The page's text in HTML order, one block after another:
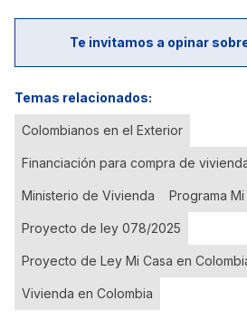
Te invitamos a opinar
Temas relacionados:
Colombianos en el Exterior
Financiación para compra de
Ministerio de Vivienda Programa Mi
Proyecto de ley 078/2025
Proyecto de Ley Mi Casa en
Vivienda en Colombia